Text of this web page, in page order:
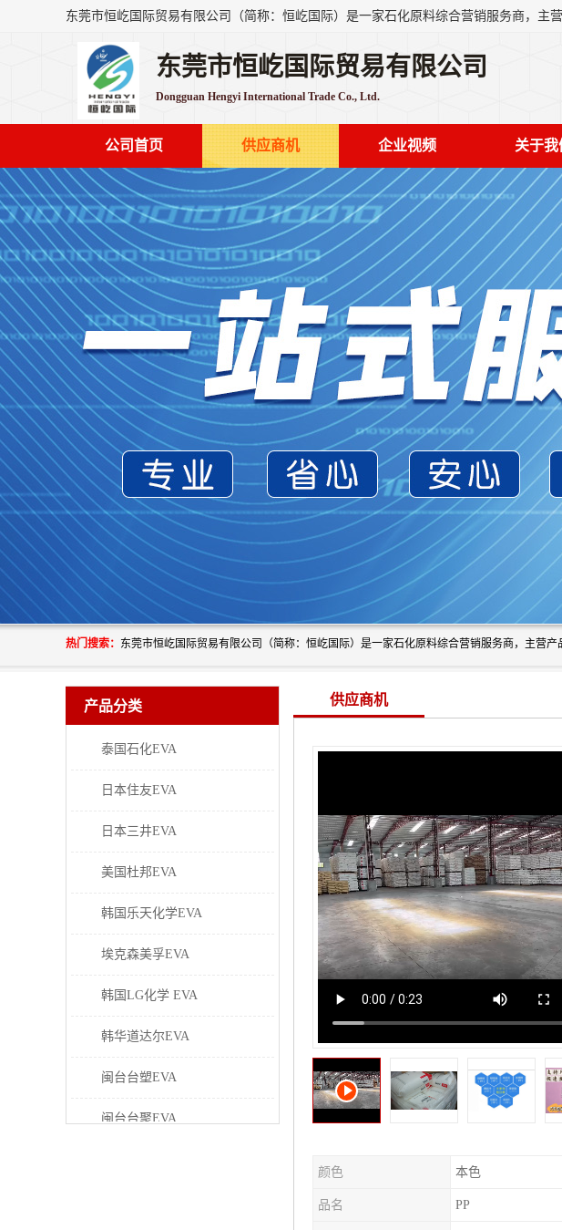
东莞市恒屹国际贸易有限公司
Dongguan Hengyi International Trade Co., Ltd.
公司首页 供应商机 企业视频 关于我
热门搜索：
产品分类
泰国石化EVA
日本住友EVA
日本三井EVA
美国杜邦EVA
韩国乐天化学EVA
埃克森美孚EVA
韩国LG化学 EVA
韩华道达尔EVA
闽台台塑EVA
闽台台聚EVA
供应商机
颜色 本色
品名 PP